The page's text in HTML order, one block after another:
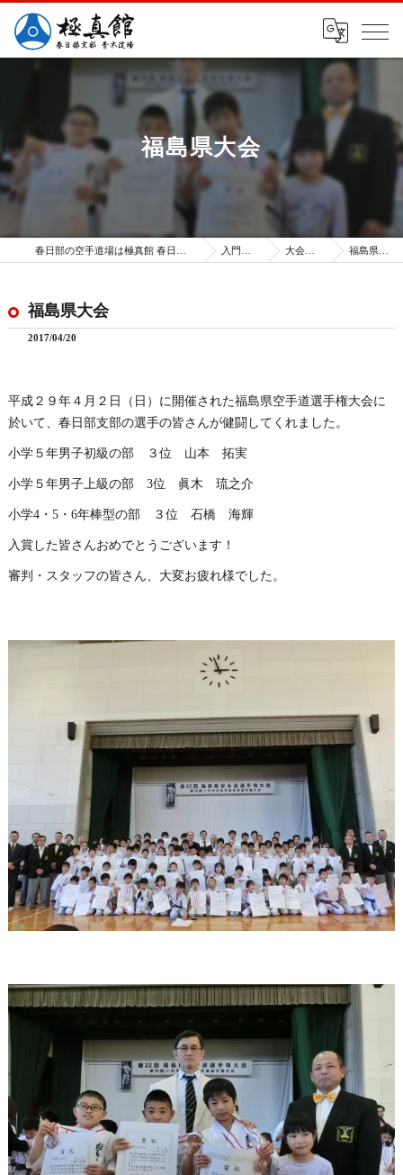
福島県大会
入門案内 大会成績 福島県大会
福島県大会
2017/04/20
平成２９年４月２日（日）に開催された福島県空手道選手権大会に
於いて、春日部支部の選手の皆さんが健闘してくれました。
小学５年男子初級の部 ３位 山本 拓実
小学５年男子上級の部 3位 眞木 琉之介
小学4・5・6年棒型の部 ３位 石橋 海輝
入賞した皆さんおめでとうございます！
審判・スタッフの皆さん、大変お疲れ様でした。